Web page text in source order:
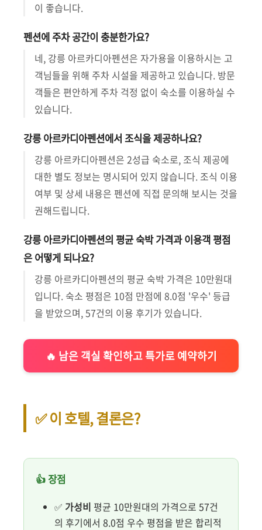
이 좋습니다.
펜션에 주차 공간이 충분한가요?
네, 강릉 아르카디아펜션은 자가용을 이용하시는 고
객님들을 위해 주차 시설을 제공하고 있습니다. 방문
객들은 편안하게 주차 걱정 없이 숙소를 이용하실 수
있습니다.
강릉 아르카디아펜션에서 조식을 제공하나요?
강릉 아르카디아펜션은 2성급 숙소로, 조식 제공에
대한 별도 정보는 명시되어 있지 않습니다. 조식 이용
여부 및 상세 내용은 펜션에 직접 문의해 보시는 것을
권해드립니다.
강릉 아르카디아펜션의 평균 숙박 가격과 이용객 평점
은 어떻게 되나요?
강릉 아르카디아펜션의 평균 숙박 가격은 10만원대
입니다. 숙소 평점은 10점 만점에 8.0점 '우수' 등급
을 받았으며, 57건의 이용 후기가 있습니다.
🔥 남은 객실 확인하고 특가로 예약하기
✅ 이 호텔, 결론은?
👍 장점
✅ 가성비 평균 10만원대의 가격으로 57건
의 후기에서 8.0점 우수 평점을 받은 합리적